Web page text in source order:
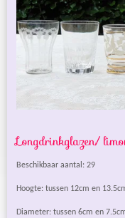
Longdrinkglazen/
Beschikbaar aantal: 29
Hoogte: tussen 12cm en
Diameter: tussen 6cm en